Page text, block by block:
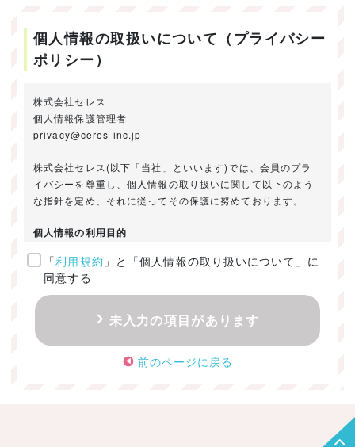
個人情報の取扱いについて（プライバシー
ポリシー）
株式会社セレス
個人情報保護管理者
privacy@ceres-inc.jp
株式会社セレス(以下「当社」といいます)では、会員のプラ
イバシーを尊重し、個人情報の取り扱いに関して以下のよう
な指針を定め、それに従ってその保護に努めております。
個人情報の利用目的
ご提供いただきました個人情報は、以下のためにのみ利用い
たします。
・お問い合わせに対する回答及び資料送付のご連絡
・当社のお客様向けサービスの提供
・本人確認
・サービスの開発・改善のための分析
「利用規約 」と「個人情報の取り扱いについて」に
同意する
未入力の項目があります
前のページに戻る